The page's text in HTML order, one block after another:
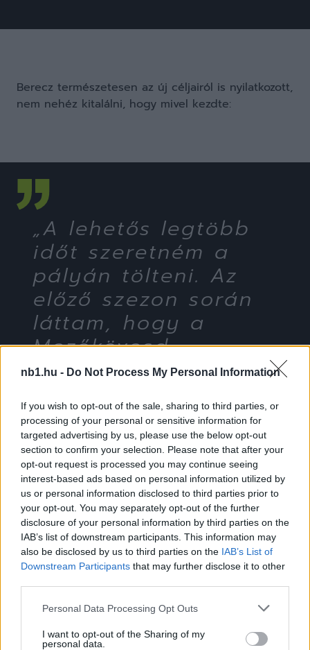
nb1.hu - Do Not Process My Personal Information
If you wish to opt-out of the sale, sharing to third parties, or
processing of your personal or sensitive information for
targeted advertising by us, please use the below opt-out
section to confirm your selection. Please note that after your
opt-out request is processed you may continue seeing
interest-based ads based on personal information utilized by
us or personal information disclosed to third parties prior to
your opt-out. You may separately opt-out of the further
disclosure of your personal information by third parties on the
IAB’s list of downstream participants. This information may
also be disclosed by us to third parties on the IAB’s List of
Downstream Participants that may further disclose it to other
Please note that this website/app uses one or more Google
not limited to your visit or usage behaviour. You may click to
Personal Data Processing Opt Outs
I want to opt-out of the Sharing of my
personal data.
Berecz természetesen az új céljairól is nyilatkozott,
nem nehéz kitalálni, hogy mivel kezdte:
„A lehetős legtöbb
időt szeretném a
pályán tölteni. Az
előző szezon során
láttam, hogy a
Mezőkövesd
eredményes és
csapat. A társak
hamar befogadtak,
már most jól érzem
magam. Sikeres
szeretnék lenni a
sárga-kék mezben.”
Szavaiból egyértelműen kiolvasható, a remélt, NB